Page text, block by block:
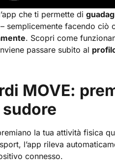
che ti permette di
semplicemente facendo ciò
. Scopri come
passare subito al
MOVE:
la tua attività fisica
l’app rileva
connesso.